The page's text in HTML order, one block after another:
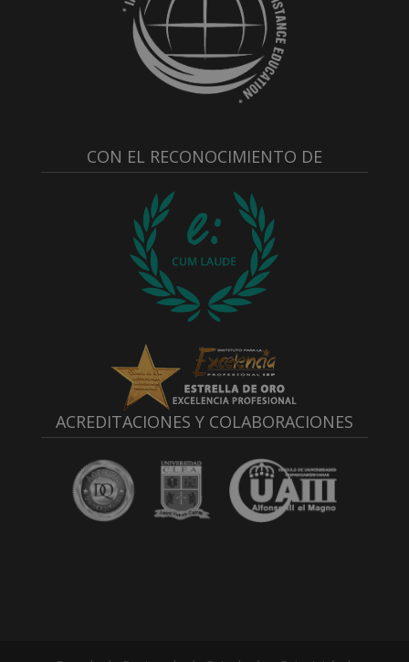
CON EL RECONOCIMIENTO DE
ACREDITACIONES Y COLABORACIONES